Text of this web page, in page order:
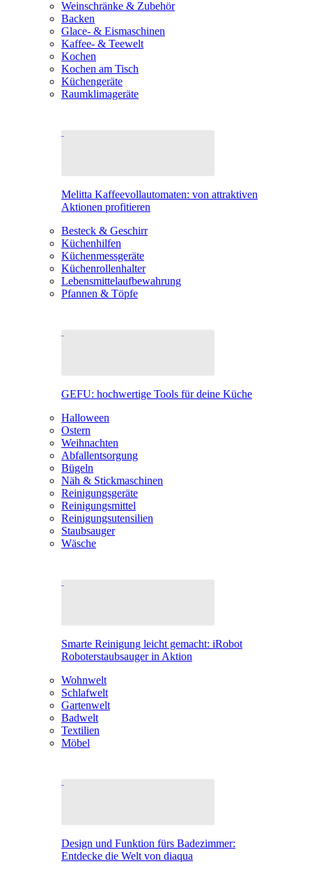
Weinschränke & Zubehör
Backen
Glace- & Eismaschinen
Kaffee- & Teewelt
Kochen
Kochen am Tisch
Küchengeräte
Raumklimageräte
Melitta Kaffeevollautomaten: von attraktiven
Aktionen profitieren
Besteck & Geschirr
Küchenhilfen
Küchenmessgeräte
Küchenrollenhalter
Lebensmittelaufbewahrung
Pfannen & Töpfe
GEFU: hochwertige Tools für deine Küche
Halloween
Ostern
Weihnachten
Abfallentsorgung
Bügeln
Näh & Stickmaschinen
Reinigungsgeräte
Reinigungsmittel
Reinigungsutensilien
Staubsauger
Wäsche
Smarte Reinigung leicht gemacht: iRobot
Roboterstaubsauger in Aktion
Wohnwelt
Schlafwelt
Gartenwelt
Badwelt
Textilien
Möbel
Design und Funktion fürs Badezimmer:
Entdecke die Welt von diaqua